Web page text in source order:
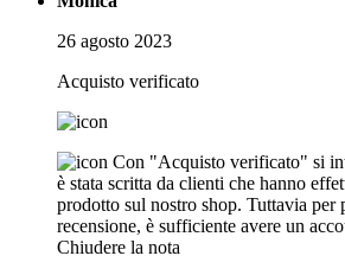
26 agosto 2023
Acquisto verificato
Con "Acquisto verificato" si
è stata scritta da clienti che hanno
prodotto sul nostro shop. Tuttavia per
recensione, è sufficiente avere un
Chiudere la nota